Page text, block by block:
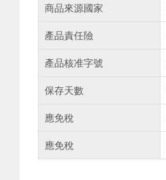
商品來源國家
產品責任險
產品核准字號
保存天數
應免稅
應免稅